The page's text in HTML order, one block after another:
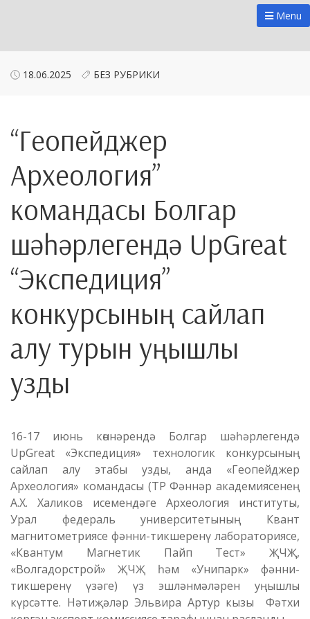
Menu
18.06.2025 БЕЗ РУБРИКИ
“Геопейджер
Археология”
командасы Болгар
шәһәрлегендә UpGreat
“Экспедиция”
конкурсының сайлап
алу турын уңышлы
узды
16-17 июнь көннәрендә Болгар шәһәрлегендә
UpGreat «Экспедиция» технологик конкурсының
сайлап алу этабы узды, анда «Геопейджер
Археология» командасы (ТР Фәннәр академиясенең
А.Х. Халиков исемендәге Археология институты,
Урал федераль университетының Квант
магнитометриясе фәнни-тикшеренү лабораториясе,
«Квантум Магнетик Пайп Тест» ҖЧҖ,
«Волгадорстрой» ҖЧҖ һәм «Унипарк» фәнни-
тикшеренү үзәге) үз эшләнмәләрен уңышлы
күрсәтте. Нәтиҗәләр Эльвира Артур кызы Фәтхи